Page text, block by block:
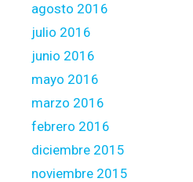
agosto 2016
julio 2016
junio 2016
mayo 2016
marzo 2016
febrero 2016
diciembre 2015
noviembre 2015